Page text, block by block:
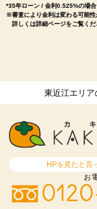
*35年ローン / 金利0.525%の場合
※審査により金利は変わる可能性
詳しくは詳細ページをご覧くだ
東近江エリア
HPを見たと言
お